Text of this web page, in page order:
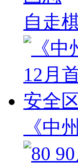
自走
《中